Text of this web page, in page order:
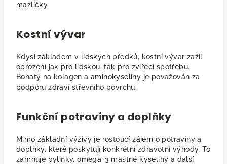
mazlíčky.
Kostní vývar
Kdysi základem v lidských předků, kostní vývar zažil
obrození jak pro lidskou, tak pro zvířecí spotřebu.
Bohatý na kolagen a aminokyseliny je považován za
podporu zdraví střevního povrchu.
Funkční potraviny a doplňky
Mimo základní výživy je rostoucí zájem o potraviny a
doplňky, které poskytují konkrétní zdravotní výhody. To
zahrnuje bylinky, omega-3 mastné kyseliny a další